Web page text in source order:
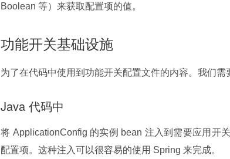
Boolean 等）来获取配置项的值。
功能开关基础设施
为了在代码中使用到功能开关配置文件的内容。我们需
Java 代码中
将 ApplicationConfig 的实例 bean 注入到需要应用开
配置项。这种注入可以很容易的使用 Spring 来完成。